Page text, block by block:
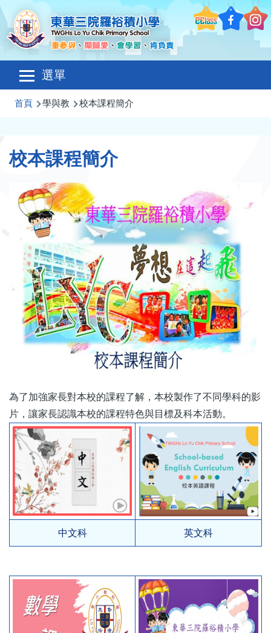
移至主內容
選單
Main
navigation
導
結
首頁 學與教 校本課程簡介
校本課程簡介
為了加強家長對本校的課程了解，本校製作了不同學科的影
片，讓家長認識本校的課程特色與目標及科本活動。
中文科 英文科